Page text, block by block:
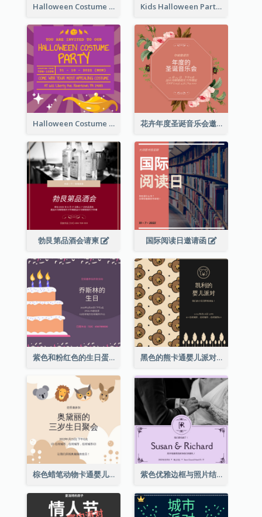
Halloween Costume Party Invitation Kids Halloween Party Invitation
Halloween Costume Party Invitation 花卉年度圣诞音乐会邀请函
勃艮第品酒会请柬 国际阅读日邀请函
紫色和粉红色的生日蛋糕插图聚会请柬 黑色的熊卡通婴儿派对请柬
棕色蜡笔动物卡通婴儿生日邀请 紫色优雅边框与照片结婚请柬